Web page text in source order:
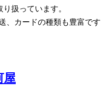
扱っています。
、カードの種類も豊富です
屋